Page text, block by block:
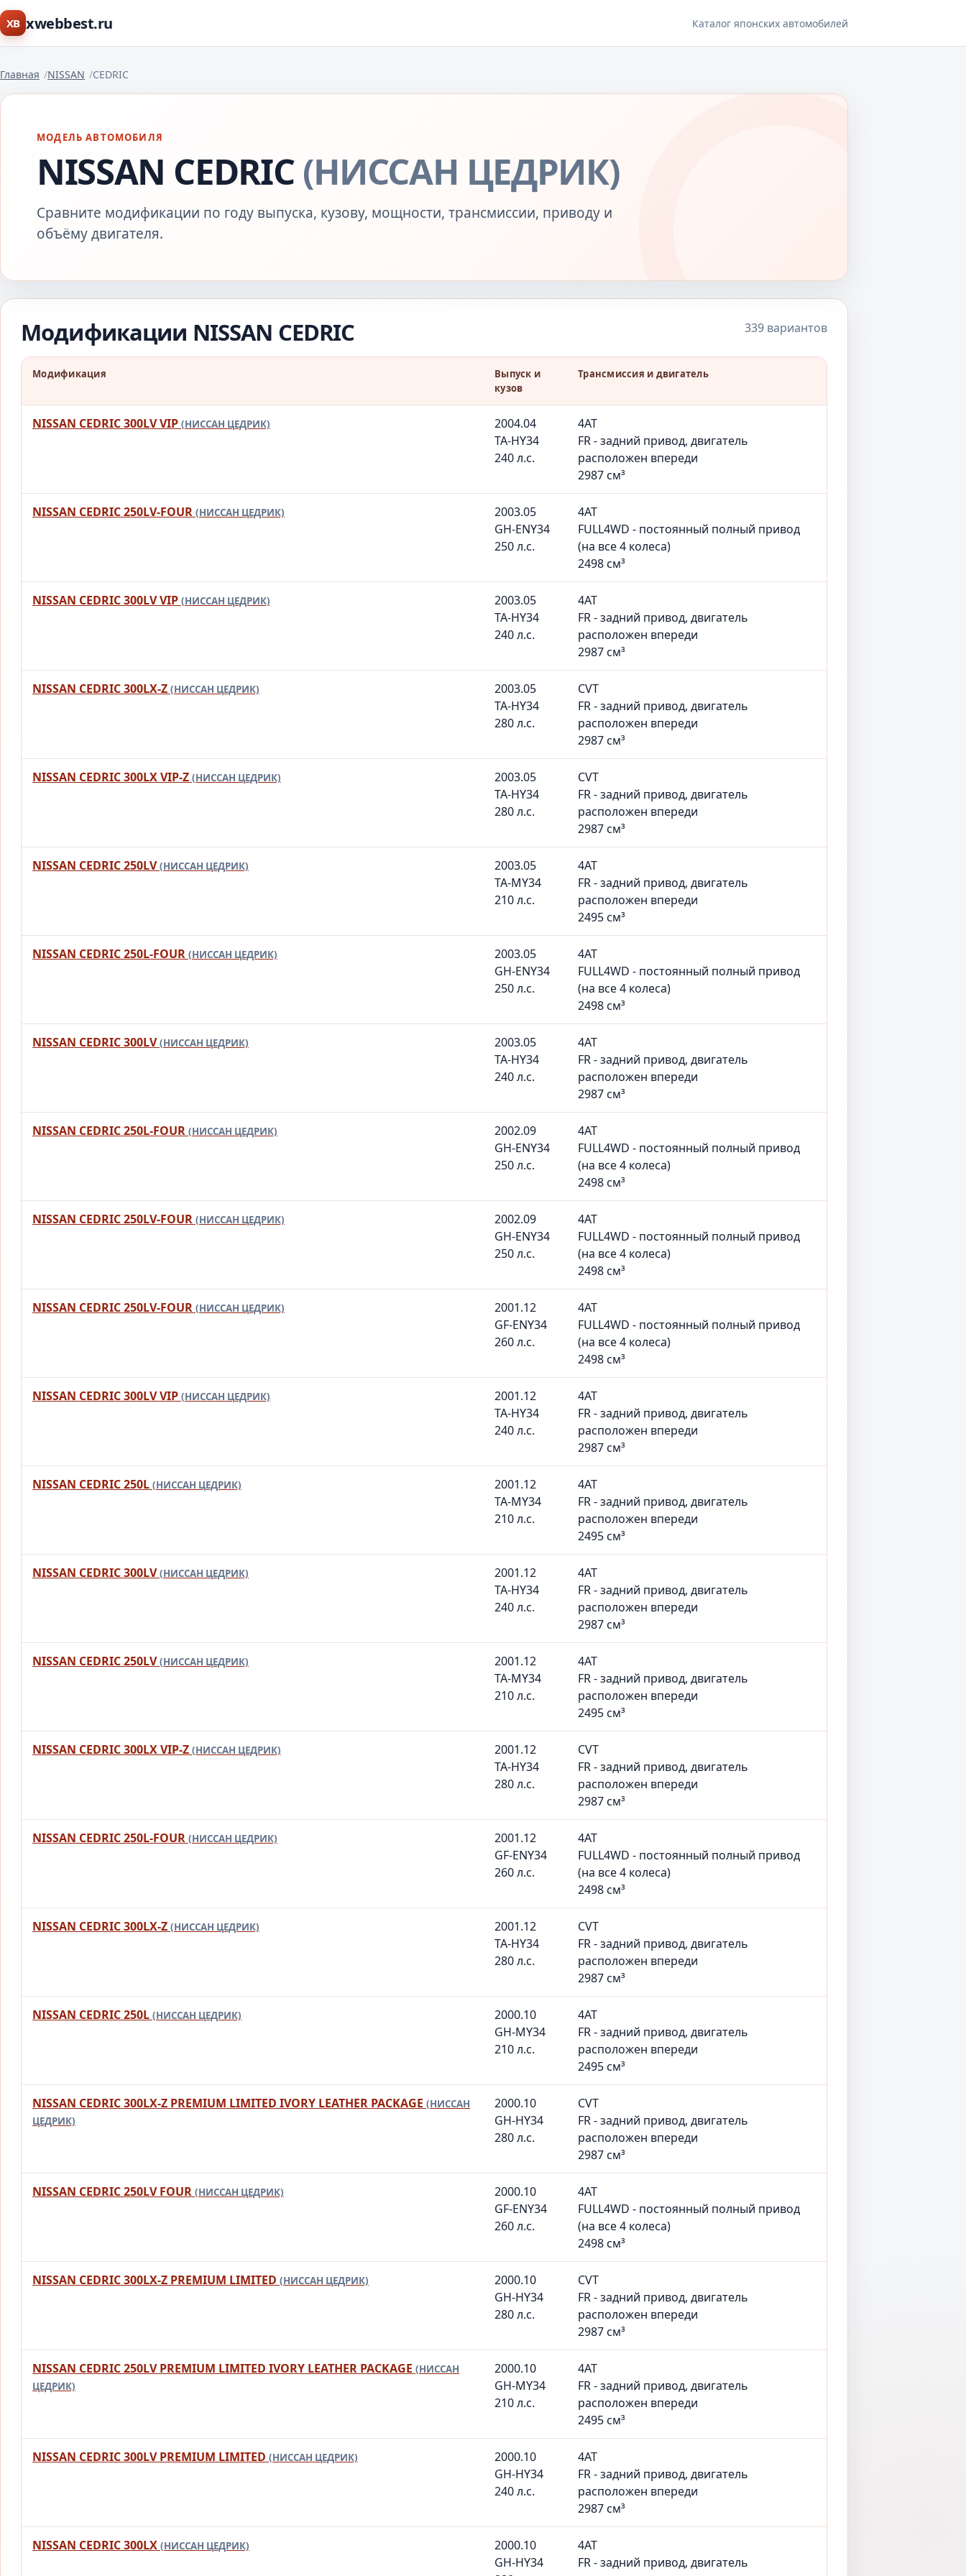
XB xwebbest.ru Каталог японских автомобилей
Главная NISSAN CEDRIC
МОДЕЛЬ АВТОМОБИЛЯ
NISSAN CEDRIC(НИССАН ЦЕДРИК)
Сравните модификации по году выпуска, кузову, мощности, трансмиссии, приводу и
объёму двигателя.
Модификации NISSAN CEDRIC 339 вариантов
Модификация
Выпуск и
кузов
Трансмиссия и двигатель
NISSAN CEDRIC 300LV VIP (НИССАН ЦЕДРИК)
2004.04
TA-HY34
240 л.с.
4AT
FR - задний привод, двигатель
расположен впереди
2987 см³
NISSAN CEDRIC 250LV-FOUR (НИССАН ЦЕДРИК)
2003.05
GH-ENY34
250 л.с.
4AT
FULL4WD - постоянный полный привод
(на все 4 колеса)
2498 см³
NISSAN CEDRIC 300LV VIP (НИССАН ЦЕДРИК)
2003.05
TA-HY34
240 л.с.
4AT
FR - задний привод, двигатель
расположен впереди
2987 см³
NISSAN CEDRIC 300LX-Z (НИССАН ЦЕДРИК)
2003.05
TA-HY34
280 л.с.
CVT
FR - задний привод, двигатель
расположен впереди
2987 см³
NISSAN CEDRIC 300LX VIP-Z (НИССАН ЦЕДРИК)
2003.05
TA-HY34
280 л.с.
CVT
FR - задний привод, двигатель
расположен впереди
2987 см³
NISSAN CEDRIC 250LV(НИССАН ЦЕДРИК)
2003.05
TA-MY34
210 л.с.
4AT
FR - задний привод, двигатель
расположен впереди
2495 см³
NISSAN CEDRIC 250L-FOUR (НИССАН ЦЕДРИК)
2003.05
GH-ENY34
250 л.с.
4AT
FULL4WD - постоянный полный привод
(на все 4 колеса)
2498 см³
NISSAN CEDRIC 300LV(НИССАН ЦЕДРИК)
2003.05
TA-HY34
240 л.с.
4AT
FR - задний привод, двигатель
расположен впереди
2987 см³
NISSAN CEDRIC 250L-FOUR (НИССАН ЦЕДРИК)
2002.09
GH-ENY34
250 л.с.
4AT
FULL4WD - постоянный полный привод
(на все 4 колеса)
2498 см³
NISSAN CEDRIC 250LV-FOUR (НИССАН ЦЕДРИК)
2002.09
GH-ENY34
250 л.с.
4AT
FULL4WD - постоянный полный привод
(на все 4 колеса)
2498 см³
NISSAN CEDRIC 250LV-FOUR (НИССАН ЦЕДРИК)
2001.12
GF-ENY34
260 л.с.
4AT
FULL4WD - постоянный полный привод
(на все 4 колеса)
2498 см³
NISSAN CEDRIC 300LV VIP (НИССАН ЦЕДРИК)
2001.12
TA-HY34
240 л.с.
4AT
FR - задний привод, двигатель
расположен впереди
2987 см³
NISSAN CEDRIC 250L (НИССАН ЦЕДРИК)
2001.12
TA-MY34
210 л.с.
4AT
FR - задний привод, двигатель
расположен впереди
2495 см³
NISSAN CEDRIC 300LV(НИССАН ЦЕДРИК)
2001.12
TA-HY34
240 л.с.
4AT
FR - задний привод, двигатель
расположен впереди
2987 см³
NISSAN CEDRIC 250LV(НИССАН ЦЕДРИК)
2001.12
TA-MY34
210 л.с.
4AT
FR - задний привод, двигатель
расположен впереди
2495 см³
NISSAN CEDRIC 300LX VIP-Z (НИССАН ЦЕДРИК)
2001.12
TA-HY34
280 л.с.
CVT
FR - задний привод, двигатель
расположен впереди
2987 см³
NISSAN CEDRIC 250L-FOUR (НИССАН ЦЕДРИК)
2001.12
GF-ENY34
260 л.с.
4AT
FULL4WD - постоянный полный привод
(на все 4 колеса)
2498 см³
NISSAN CEDRIC 300LX-Z (НИССАН ЦЕДРИК)
2001.12
TA-HY34
280 л.с.
CVT
FR - задний привод, двигатель
расположен впереди
2987 см³
NISSAN CEDRIC 250L (НИССАН ЦЕДРИК)
2000.10
GH-MY34
210 л.с.
4AT
FR - задний привод, двигатель
расположен впереди
2495 см³
NISSAN CEDRIC 300LX-Z PREMIUM LIMITED IVORY LEATHER PACKAGE (НИССАН
ЦЕДРИК)
2000.10
GH-HY34
280 л.с.
CVT
FR - задний привод, двигатель
расположен впереди
2987 см³
NISSAN CEDRIC 250LV FOUR (НИССАН ЦЕДРИК)
2000.10
GF-ENY34
260 л.с.
4AT
FULL4WD - постоянный полный привод
(на все 4 колеса)
2498 см³
NISSAN CEDRIC 300LX-Z PREMIUM LIMITED (НИССАН ЦЕДРИК)
2000.10
GH-HY34
280 л.с.
CVT
FR - задний привод, двигатель
расположен впереди
2987 см³
NISSAN CEDRIC 250LV PREMIUM LIMITED IVORY LEATHER PACKAGE (НИССАН
ЦЕДРИК)
2000.10
GH-MY34
210 л.с.
4AT
FR - задний привод, двигатель
расположен впереди
2495 см³
NISSAN CEDRIC 300LV PREMIUM LIMITED (НИССАН ЦЕДРИК)
2000.10
GH-HY34
240 л.с.
4AT
FR - задний привод, двигатель
расположен впереди
2987 см³
NISSAN CEDRIC 300LX (НИССАН ЦЕДРИК)
2000.10
GH-HY34
4AT
FR - задний привод, двигатель